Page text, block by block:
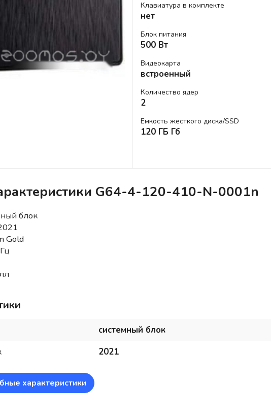
Клавиатура в комплекте
нет
Блок питания
500 Вт
Видеокарта
встроенный
Количество ядер
2
Емкость жесткого диска/SSD
120 ГБ Гб
G64-4-120-410-N-0001n
блок
Gold
системный блок
2021
характеристики